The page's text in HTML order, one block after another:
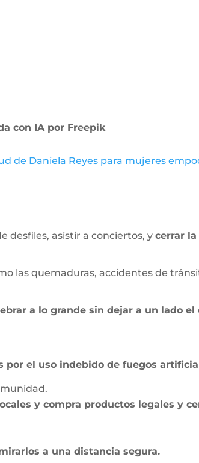
con IA por Freepik
de Daniela Reyes para mujeres
desfiles, asistir a conciertos, ycerrar
las quemaduras, accidentes de
a lo grande sin dejar a un lado el
por el uso indebido de fuegos
y compra productos legales y
a una distancia segura.